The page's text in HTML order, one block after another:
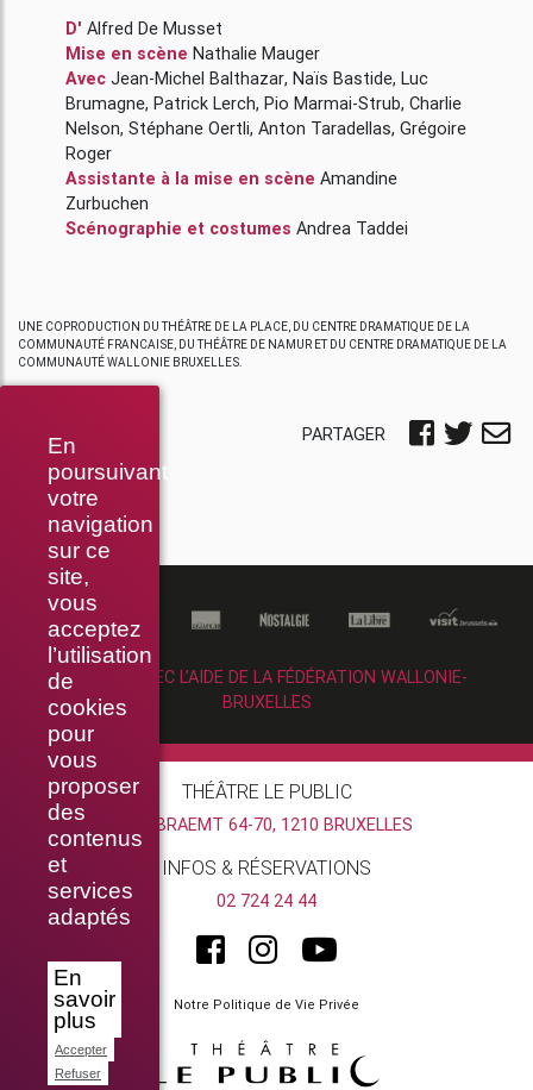
En
poursuivant
votre
navigation
sur ce
site,
vous
acceptez
l’utilisation
de
cookies
pour
vous
proposer
des
contenus
et
services
adaptés
En
savoir
plus
Accepter
Refuser
D' Alfred De Musset
Mise en scène
Nathalie Mauger
Avec
Jean-Michel Balthazar, Naïs Bastide, Luc
Brumagne, Patrick Lerch, Pio Marmai-Strub, Charlie
Nelson, Stéphane Oertli, Anton Taradellas, Grégoire
Roger
Assistante à la mise en scène Amandine
Zurbuchen
Scénographie et costumes Andrea Taddei
UNE COPRODUCTION DU THÉÂTRE DE LA PLACE, DU CENTRE DRAMATIQUE DE LA
COMMUNAUTÉ FRANCAISE, DU THÉÂTRE DE NAMUR ET DU CENTRE DRAMATIQUE DE LA
COMMUNAUTÉ WALLONIE BRUXELLES.
PARTAGER
RÉALISÉ AVEC L’AIDE DE LA FÉDÉRATION WALLONIE-
BRUXELLES
THÉÂTRE LE PUBLIC
RUE BRAEMT 64-70, 1210 BRUXELLES
INFOS & RÉSERVATIONS
02 724 24 44
Notre Politique de Vie Privée